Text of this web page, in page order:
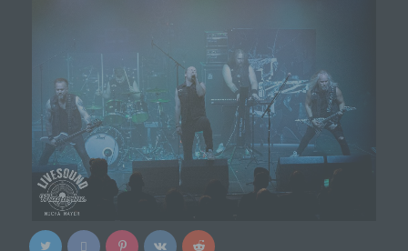
Auftragsverarbeiter ist eine natürliche oder
juristische Person, Behörde, Einrichtung oder
andere Stelle, die personenbezogene Daten im
Auftrag des Verantwortlichen verarbeitet.
i) Empfänger
Empfänger ist eine natürliche oder juristische
der personenbezogene Daten offengelegt